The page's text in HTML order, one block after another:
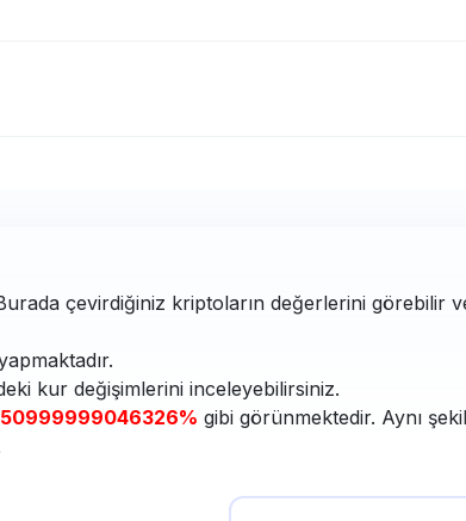
çevirdiğiniz kriptoların değerlerini görebilir
kur değişimlerini inceleyebilirsiniz.
gibi görünmektedir. Aynı